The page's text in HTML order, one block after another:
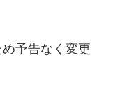
予告なく変更